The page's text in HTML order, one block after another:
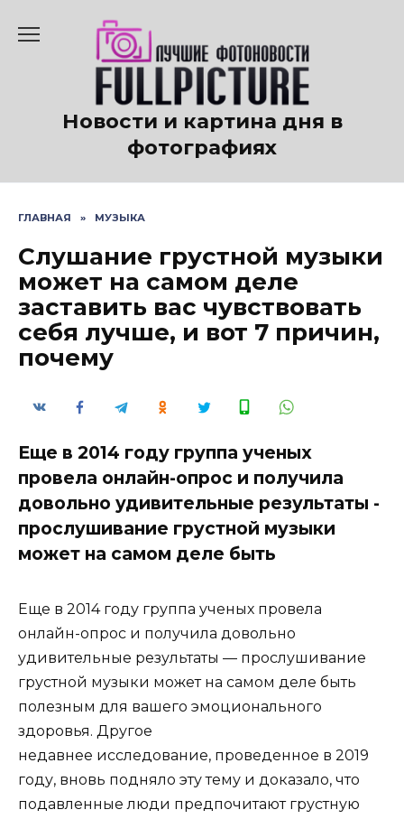
содержанию
Новости и картина дня в
фотографиях
ГЛАВНАЯ » МУЗЫКА
Слушание грустной музыки
может на самом деле
заставить вас чувствовать
себя лучше, и вот 7 причин,
почему
Еще в 2014 году группа ученых
провела онлайн-опрос и получила
довольно удивительные результаты -
прослушивание грустной музыки
может на самом деле быть
Еще в 2014 году группа ученых провела
онлайн-опрос и получила довольно
удивительные результаты — прослушивание
грустной музыки может на самом деле быть
полезным для вашего эмоционального
здоровья. Другое
недавнее исследование, проведенное в 2019
году, вновь подняло эту тему и доказало, что
подавленные люди предпочитают грустную